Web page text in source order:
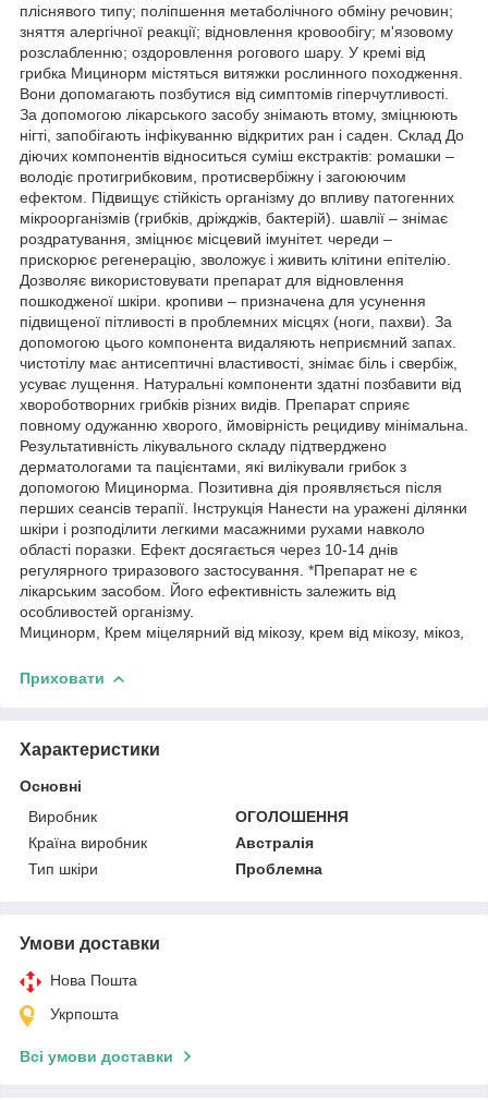
пліснявого типу; поліпшення метаболічного обміну речовин;
зняття алергічної реакції; відновлення кровообігу; м'язовому
розслабленню; оздоровлення рогового шару. У кремі від
грибка Мицинорм містяться витяжки рослинного походження.
Вони допомагають позбутися від симптомів гіперчутливості.
За допомогою лікарського засобу знімають втому, зміцнюють
нігті, запобігають інфікуванню відкритих ран і саден. Склад До
діючих компонентів відноситься суміш екстрактів: ромашки –
володіє протигрибковим, протисвербіжну і загоюючим
ефектом. Підвищує стійкість організму до впливу патогенних
мікроорганізмів (грибків, дріжджів, бактерій). шавлії – знімає
роздратування, зміцнює місцевий імунітет. череди –
прискорює регенерацію, зволожує і живить клітини епітелію.
Дозволяє використовувати препарат для відновлення
пошкодженої шкіри. кропиви – призначена для усунення
підвищеної пітливості в проблемних місцях (ноги, пахви). За
допомогою цього компонента видаляють неприємний запах.
чистотілу має антисептичні властивості, знімає біль і свербіж,
усуває лущення. Натуральні компоненти здатні позбавити від
хвороботворних грибків різних видів. Препарат сприяє
повному одужанню хворого, ймовірність рецидиву мінімальна.
Результативність лікувального складу підтверджено
дерматологами та пацієнтами, які вилікували грибок з
допомогою Мицинорма. Позитивна дія проявляється після
перших сеансів терапії. Інструкція Нанести на уражені ділянки
шкіри і розподілити легкими масажними рухами навколо
області поразки. Ефект досягається через 10-14 днів
регулярного триразового застосування. *Препарат не є
лікарським засобом. Його ефективність залежить від
особливостей організму.
Мицинорм, Крем міцелярний від мікозу, крем від мікозу, мікоз,
Приховати
Характеристики
Основні
Виробник
ОГОЛОШЕННЯ
Країна виробник
Австралія
Тип шкіри
Проблемна
Умови доставки
Нова Пошта
Укрпошта
Всі умови доставки